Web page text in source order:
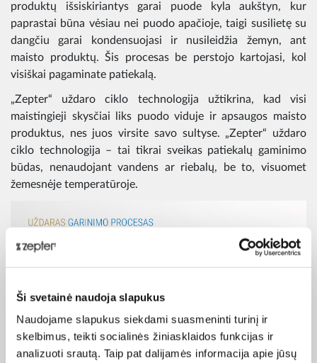
Ši svetainė naudoja slapukus
Naudojame slapukus siekdami suasmeninti turinį ir
skelbimus, teikti socialinės žiniasklaidos funkcijas ir
analizuoti srautą. Taip pat dalijamės informacija apie jūsų
produktų išsiskiriantys garai puode kyla aukštyn, kur
paprastai būna vėsiau nei puodo apačioje, taigi susilietę su
dangčiu garai kondensuojasi ir nusileidžia žemyn, ant
maisto produktų. Šis procesas be perstojo kartojasi, kol
visiškai pagaminate patiekalą.
„Zepter“ uždaro ciklo technologija užtikrina, kad visi
maistingieji skysčiai liks puodo viduje ir apsaugos maisto
produktus, nes juos virsite savo sultyse. „Zepter“ uždaro
ciklo technologija – tai tikrai sveikas patiekalų gaminimo
būdas, nenaudojant vandens ar riebalų, be to, visuomet
žemesnėje temperatūroje.